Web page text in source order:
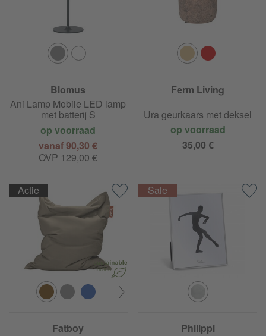
Blomus
Ani Lamp Mobile LED lamp
met batterij S
op voorraad
vanaf 90,30 €
OVP129,00 €
Ferm Living
Ura geurkaars met deksel
op voorraad
35,00 €
Fatboy
Actie
Philippi